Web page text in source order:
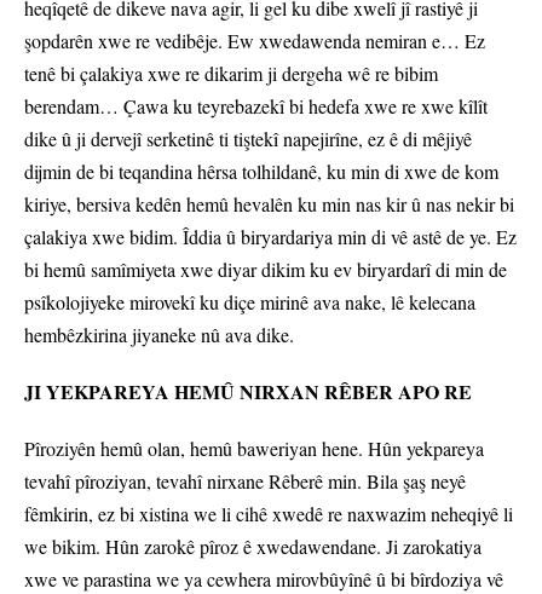
JI YEKPAREYA HEMÛ NIRXAN RÊBER APO RE
Pîroziyên hemû olan, hemû baweriyan hene. Hûn yekpareya
tevahî pîroziyan, tevahî nirxane Rêberê min. Bila şaş neyê
fêmkirin, ez bi xistina we li cihê xwedê re naxwazim neheqiyê li
we bikim. Hûn zarokê pîroz ê xwedawendane. Ji zarokatiya
xwe ve parastina we ya cewhera mirovbûyînê û bi bîrdoziya vê